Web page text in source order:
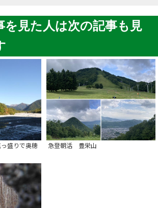
を見た人は次の記事も見
盛りで奥穂
急登朝活 豊栄山